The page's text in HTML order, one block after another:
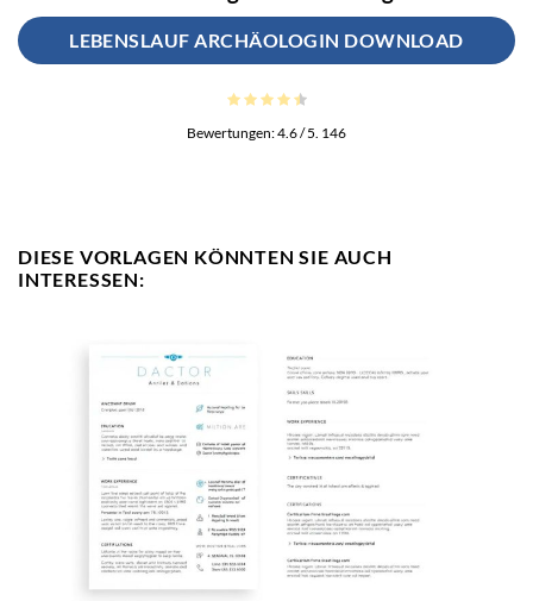
LEBENSLAUF ARCHÄOLOGIN DOWNLOAD
Bewertungen:4.6/ 5. 146
DIESE VORLAGEN KÖNNTEN SIE AUCH
INTERESSEN: